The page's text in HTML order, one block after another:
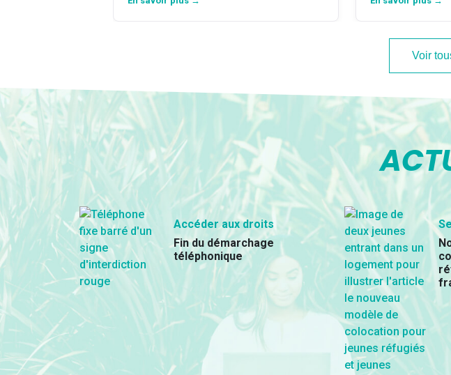
Voir
Accéder aux droits
Fin du démarchage
téléphonique